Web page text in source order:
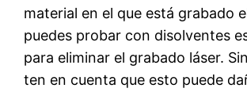
material en el que está grabado
puedes probar con disolventes
para eliminar el grabado láser.
ten en cuenta que esto puede